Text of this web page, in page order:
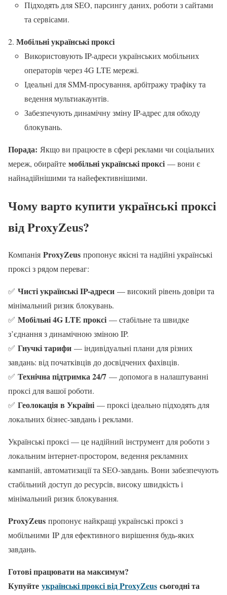
Підходять для SEO, парсингу даних, роботи з сайтами
та сервісами.
Мобільні українські проксі
Використовують IP-адреси українських мобільних
операторів через 4G LTE мережі.
Ідеальні для SMM-просування, арбітражу трафіку та
ведення мультиакаунтів.
Забезпечують динамічну зміну IP-адрес для обходу
блокувань.
Порада: Якщо ви працюєте в сфері реклами чи соціальних
мереж, обирайте мобільні українські проксі — вони є
найнадійнішими та найефективнішими.
Чому варто купити українські проксі
від ProxyZeus?
Компанія ProxyZeus пропонує якісні та надійні українські
проксі з рядом переваг:
✅ Чисті українські IP-адреси — високий рівень довіри та
мінімальний ризик блокувань.
✅ Мобільні 4G LTE проксі— стабільне та швидке
з’єднання з динамічною зміною IP.
✅ Гнучкі тарифи — індивідуальні плани для різних
завдань: від початківців до досвідчених фахівців.
✅ Технічна підтримка 24/7 — допомога в налаштуванні
проксі для вашої роботи.
✅ Геолокація в Україні— проксі ідеально підходять для
локальних бізнес-завдань і реклами.
Українські проксі — це надійний інструмент для роботи з
локальним інтернет-простором, ведення рекламних
кампаній, автоматизації та SEO-завдань. Вони забезпечують
стабільний доступ до ресурсів, високу швидкість і
мінімальний ризик блокування.
ProxyZeus пропонує найкращі українські проксі з
мобільними IP для ефективного вирішення будь-яких
завдань.
Готові працювати на максимум?
Купуйте українські проксі від ProxyZeus сьогодні та